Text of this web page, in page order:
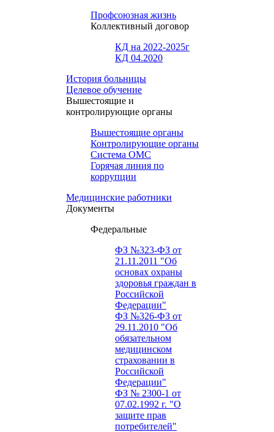
Профсоюзная жизнь
Коллективный договор
КД на 2022-2025г
КД 04.2020
История больницы
Целевое обучение
Вышестоящие и
контролирующие органы
Вышестоящие органы
Контролирующие органы
Система ОМС
Горячая линия по
коррупции
Медицинские работники
Документы
Федеральные
ФЗ №323-ФЗ от
21.11.2011 "Об
основах охраны
здоровья граждан в
Российской
Федерации"
ФЗ №326-ФЗ от
29.11.2010 "Об
обязательном
медицинском
страховании в
Российской
Федерации"
ФЗ № 2300-1 от
07.02.1992 г. "О
защите прав
потребителей"